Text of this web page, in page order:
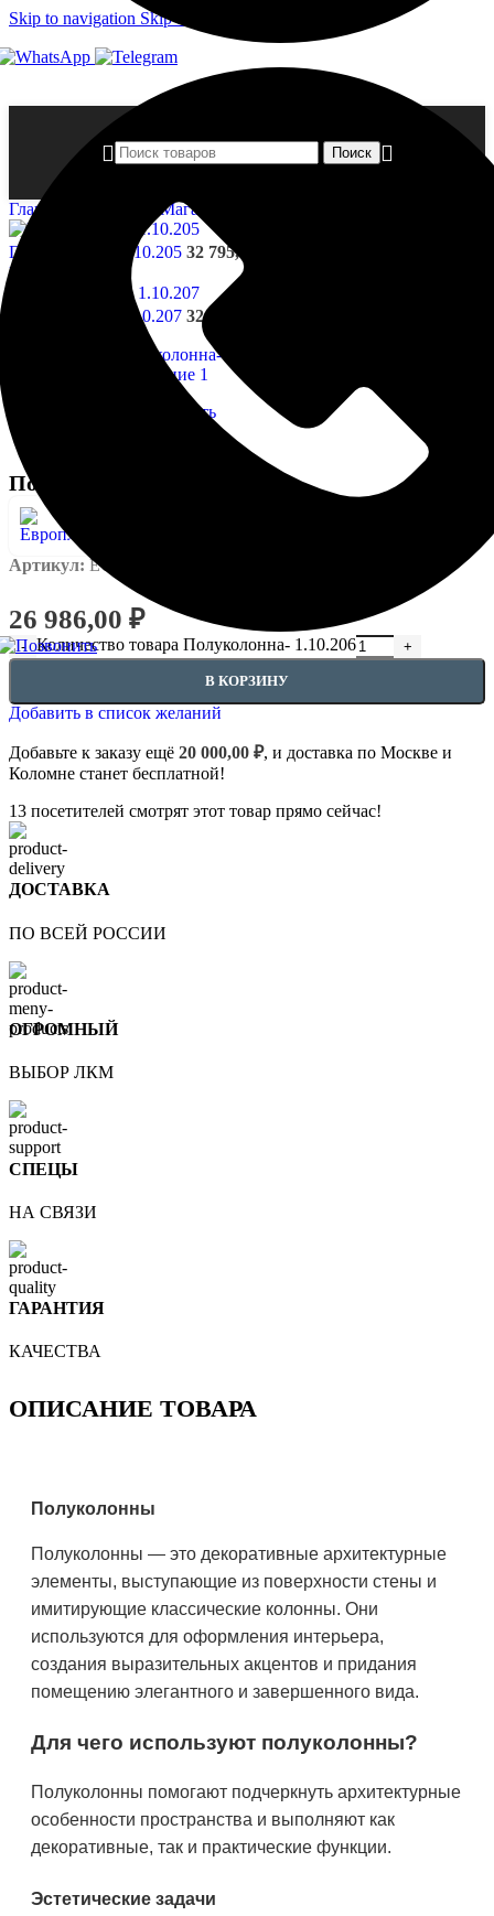
Skip to navigation Skip to main content
Поиск
Главная страница Магазин
Полуколонна- 1.10.205 32 795,00
Назад к товарам
Полуколонна- 1.10.207 32 918,00
Нажмите, чтобы увеличить
Полуколонна- 1.10.206
Артикул: EUPL-P-1.10.206
26 986,00 ₽
Количество товара Полуколонна- 1.10.206
В КОРЗИНУ
Добавить в список желаний
Добавьте к заказу ещё 20 000,00 ₽, и доставка по Москве и
Коломне станет бесплатной!
13 посетителей смотрят этот товар прямо сейчас!
ДОСТАВКА
ПО ВСЕЙ РОССИИ
ОГРОМНЫЙ
ВЫБОР ЛКМ
СПЕЦЫ
НА СВЯЗИ
ГАРАНТИЯ
КАЧЕСТВА
ОПИСАНИЕ ТОВАРА
Полуколонны
Полуколонны — это декоративные архитектурные
элементы, выступающие из поверхности стены и
имитирующие классические колонны. Они
используются для оформления интерьера,
создания выразительных акцентов и придания
помещению элегантного и завершенного вида.
Для чего используют полуколонны?
Полуколонны помогают подчеркнуть архитектурные
особенности пространства и выполняют как
декоративные, так и практические функции.
Эстетические задачи